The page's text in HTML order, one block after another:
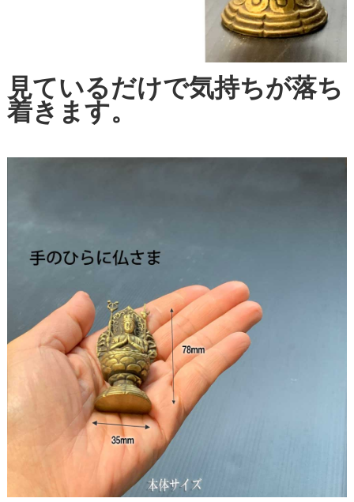
見ているだけで気持ちが落ち
着きます。